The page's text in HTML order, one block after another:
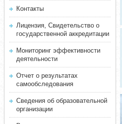
Контакты
Лицензия, Свидетельство о
государственной аккредитации
Мониторинг эффективности
деятельности
Отчет о результатах
самообследования
Сведения об образовательной
организации